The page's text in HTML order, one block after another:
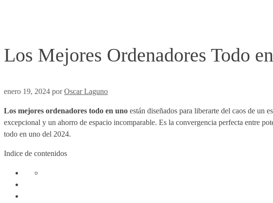
Los Mejores Ordenadores Todo
enero 19, 2024 porOscar Laguno
Los mejores ordenadores todo en uno están diseñados para liberarte del caos de un
excepcional y un ahorro de espacio incomparable. Es la convergencia perfecta entre
todo en uno del 2024.
Indice de contenidos